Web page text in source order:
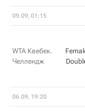
09.09, 01:15
WTA Квебек.
Челлендж
06.09, 19:20